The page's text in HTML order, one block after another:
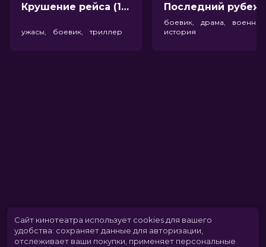
Крушение рейса (18+)
ужасы, боевик, триллер
боевик, драма,
история
Сайт кинотеатра использует cookies для вашего
удобства: сохраняет данные для авторизации,
отслеживает ваши покупки, применяет персональные